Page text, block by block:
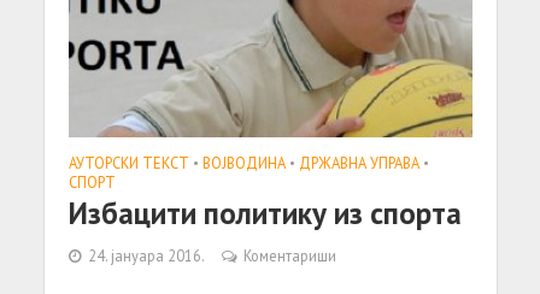
АУТОРСКИ ТЕКСТ • ВОЈВОДИНА • ДРЖАВНА УПРАВА •
СПОРТ
Избацити политику из спорта
24. јануара 2016. Коментариши